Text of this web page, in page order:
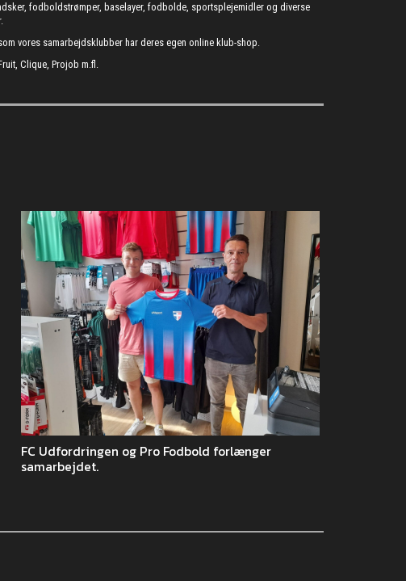
fodboldstrømper, baselayer, fodbolde, sportsplejemidler og diverse
vores samarbejdsklubber har deres egen online klub-shop.
Clique, Projob m.fl.
FC Udfordringen og Pro Fodbold forlænger
samarbejdet.